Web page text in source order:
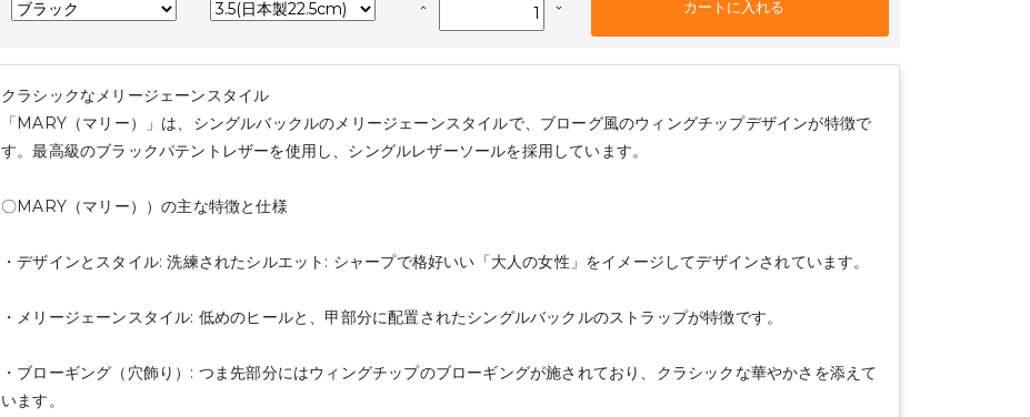
keyboard_arrow_up keyboard_arrow_down
クラシックなメリージェーンスタイル
「MARY（マリー）」は、シングルバックルのメリージェーンスタイルで、ブローグ風のウィングチップデザインが特徴で
す。最高級のブラックパテントレザーを使用し、シングルレザーソールを採用しています。
〇MARY（マリー））の主な特徴と仕様
・デザインとスタイル: 洗練されたシルエット: シャープで格好いい「大人の女性」をイメージしてデザインされています。
・メリージェーンスタイル: 低めのヒールと、甲部分に配置されたシングルバックルのストラップが特徴です。
・ブローギング（穴飾り）: つま先部分にはウィングチップのブローギングが施されており、クラシックな華やかさを添えて
います。